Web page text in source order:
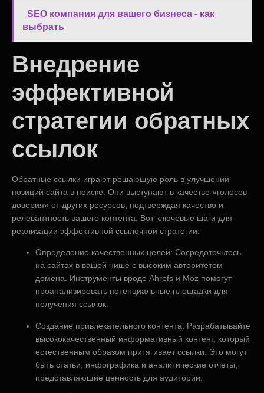
SEO компания для вашего бизнеса - как
выбрать
Внедрение
эффективной
стратегии обратных
ссылок
Обратные ссылки играют решающую роль в улучшении
позиций сайта в поиске. Они выступают в качестве «голосов
доверия» от других ресурсов, подтверждая качество и
релевантность вашего контента. Вот ключевые шаги для
реализации эффективной ссылочной стратегии:
Определение качественных целей: Сосредоточьтесь
на сайтах в вашей нише с высоким авторитетом
домена. Инструменты вроде Ahrefs и Moz помогут
проанализировать потенциальные площадки для
получения ссылок.
Создание привлекательного контента: Разрабатывайте
высококачественный информативный контент, который
естественным образом притягивает ссылки. Это могут
быть статьи, инфографика и аналитические отчеты,
представляющие ценность для аудитории.